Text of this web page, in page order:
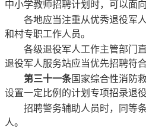
中小学教师招聘计划时，可以面
各地应当注重从优秀退役军
和村专职工作人员。
各级退役军人工作主管部门
退役军人服务站应当优先招聘符
第三十一条国家综合性消防
设置一定比例的计划专项招录退
招聘警务辅助人员时，同等
人。